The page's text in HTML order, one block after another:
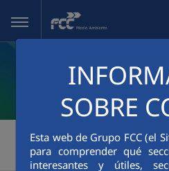
Saltar al contenido principal
SOBRE
Esta web de Grupo FCC (el
para comprender qué
interesantes y útiles,
FCC Medio Ambiente >